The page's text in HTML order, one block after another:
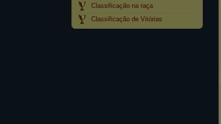
Classificação na raça
Classificação de Vitórias